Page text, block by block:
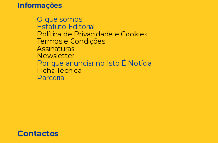
Informações
O que somos
Estatuto Editorial
Política de Privacidade e Cookies
Termos e Condições
Assinaturas
Newsletter
Por que anunciar no Isto É Notícia
Ficha Técnica
Parceria
Contactos